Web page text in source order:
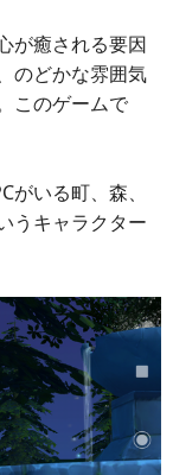
が癒される要因
のどかな雰囲気
このゲームで
いる町、森、
うキャラクター